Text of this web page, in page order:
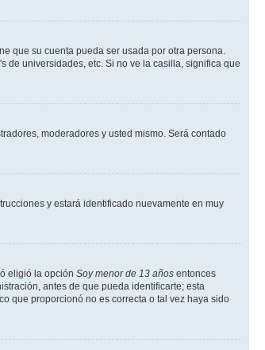
que su cuenta pueda ser usada por otra persona.
de universidades, etc. Si no ve la casilla, significa que
moderadores y usted mismo. Será contado
y estará identificado nuevamente en muy
eligió la opción Soy menor de 13 años entonces
antes de que pueda identificarte; esta
que proporcionó no es correcta o tal vez haya sido